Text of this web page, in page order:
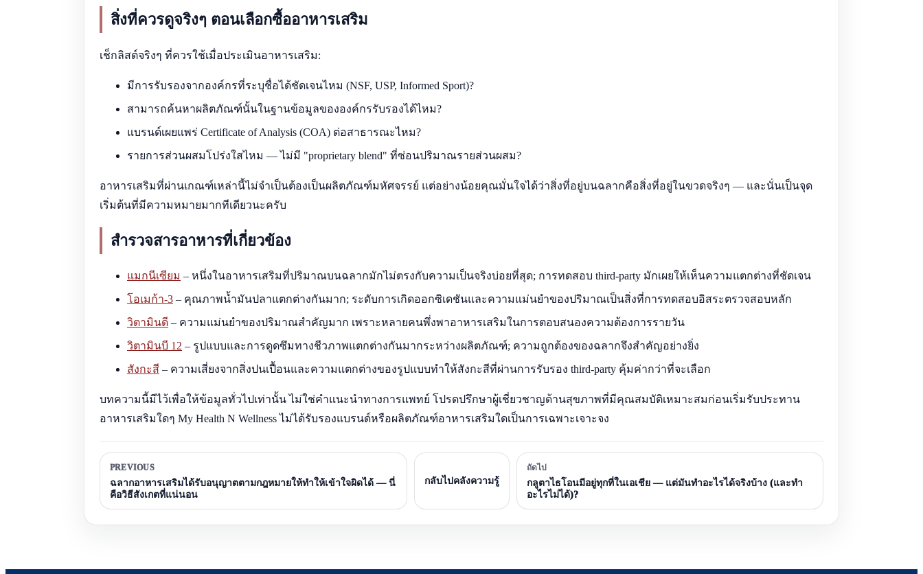
สิ่งที่ควรดูจริงๆ ตอนเลือกซื้ออาหารเสริม
เช็กลิสต์จริงๆ ที่ควรใช้เมื่อประเมินอาหารเสริม:
มีการรับรองจากองค์กรที่ระบุชื่อได้ชัดเจนไหม (NSF, USP, Informed Sport)?
สามารถค้นหาผลิตภัณฑ์นั้นในฐานข้อมูลขององค์กรรับรองได้ไหม?
แบรนด์เผยแพร่ Certificate of Analysis (COA) ต่อสาธารณะไหม?
รายการส่วนผสมโปร่งใสไหม — ไม่มี "proprietary blend" ที่ซ่อนปริมาณรายส่วนผสม?
อาหารเสริมที่ผ่านเกณฑ์เหล่านี้ไม่จำเป็นต้องเป็นผลิตภัณฑ์มหัศจรรย์ แต่อย่างน้อยคุณมั่นใจได้ว่าสิ่งที่อยู่บนฉลากคือสิ่งที่อยู่ในขวดจริงๆ — และนั่นเป็นจุด
เริ่มต้นที่มีความหมายมากทีเดียวนะครับ
สำรวจสารอาหารที่เกี่ยวข้อง
แมกนีเซียม – หนึ่งในอาหารเสริมที่ปริมาณบนฉลากมักไม่ตรงกับความเป็นจริงบ่อยที่สุด; การทดสอบ third-party มักเผยให้เห็นความแตกต่างที่ชัดเจน
โอเมก้า-3 – คุณภาพน้ำมันปลาแตกต่างกันมาก; ระดับการเกิดออกซิเดชันและความแม่นยำของปริมาณเป็นสิ่งที่การทดสอบอิสระตรวจสอบหลัก
วิตามินดี – ความแม่นยำของปริมาณสำคัญมาก เพราะหลายคนพึ่งพาอาหารเสริมในการตอบสนองความต้องการรายวัน
วิตามินบี 12 – รูปแบบและการดูดซึมทางชีวภาพแตกต่างกันมากระหว่างผลิตภัณฑ์; ความถูกต้องของฉลากจึงสำคัญอย่างยิ่ง
สังกะสี – ความเสี่ยงจากสิ่งปนเปื้อนและความแตกต่างของรูปแบบทำให้สังกะสีที่ผ่านการรับรอง third-party คุ้มค่ากว่าที่จะเลือก
บทความนี้มีไว้เพื่อให้ข้อมูลทั่วไปเท่านั้น ไม่ใช่คำแนะนำทางการแพทย์ โปรดปรึกษาผู้เชี่ยวชาญด้านสุขภาพที่มีคุณสมบัติเหมาะสมก่อนเริ่มรับประทาน
อาหารเสริมใดๆ My Health N Wellness ไม่ได้รับรองแบรนด์หรือผลิตภัณฑ์อาหารเสริมใดเป็นการเฉพาะเจาะจง
PREVIOUS
ฉลากอาหารเสริมได้รับอนุญาตตามกฎหมายให้ทำให้เข้าใจผิดได้ — นี่
คือวิธีสังเกตที่แน่นอน
กลับไปคลังความรู้
ถัดไป
กลูตาไธโอนมีอยู่ทุกที่ในเอเชีย — แต่มันทำอะไรได้จริงบ้าง (และทำ
อะไรไม่ได้)?